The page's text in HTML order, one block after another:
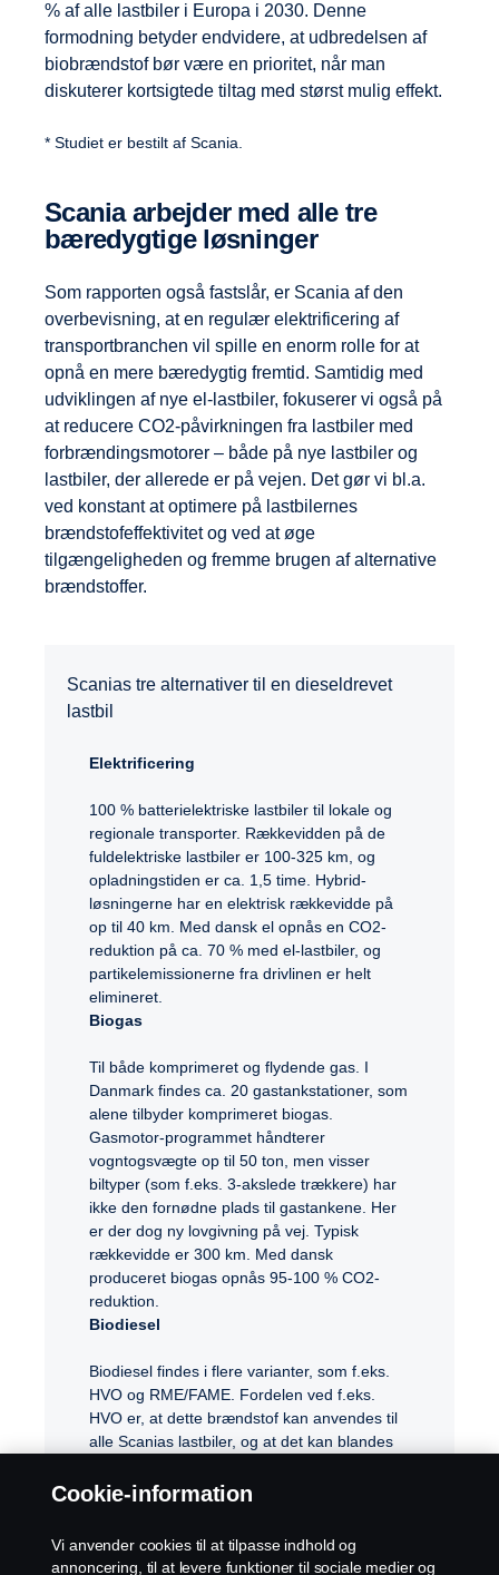
% af alle lastbiler i Europa i 2030. Denne
formodning betyder endvidere, at udbredelsen af
biobrændstof bør være en prioritet, når man
diskuterer kortsigtede tiltag med størst mulig effekt.
* Studiet er bestilt af Scania.
Scania arbejder med alle tre
bæredygtige løsninger
Som rapporten også fastslår, er Scania af den
overbevisning, at en regulær elektrificering af
transportbranchen vil spille en enorm rolle for at
opnå en mere bæredygtig fremtid. Samtidig med
udviklingen af nye el-lastbiler, fokuserer vi også på
at reducere CO2-påvirkningen fra lastbiler med
forbrændingsmotorer – både på nye lastbiler og
lastbiler, der allerede er på vejen. Det gør vi bl.a.
ved konstant at optimere på lastbilernes
brændstofeffektivitet og ved at øge
tilgængeligheden og fremme brugen af alternative
brændstoffer.
Scanias tre alternativer til en dieseldrevet
lastbil
Elektrificering
100 % batterielektriske lastbiler til lokale og
regionale transporter. Rækkevidden på de
fuldelektriske lastbiler er 100-325 km, og
opladningstiden er ca. 1,5 time. Hybrid-
løsningerne har en elektrisk rækkevidde på
op til 40 km. Med dansk el opnås en CO2-
reduktion på ca. 70 % med el-lastbiler, og
partikelemissionerne fra drivlinen er helt
elimineret.
Biogas
Til både komprimeret og flydende gas. I
Danmark findes ca. 20 gastankstationer, som
alene tilbyder komprimeret biogas.
Gasmotor-programmet håndterer
vogntogsvægte op til 50 ton, men visser
biltyper (som f.eks. 3-akslede trækkere) har
ikke den fornødne plads til gastankene. Her
er der dog ny lovgivning på vej. Typisk
rækkevidde er 300 km. Med dansk
produceret biogas opnås 95-100 % CO2-
reduktion.
Biodiesel
Biodiesel findes i flere varianter, som f.eks.
HVO og RME/FAME. Fordelen ved f.eks.
HVO er, at dette brændstof kan anvendes til
alle Scanias lastbiler, og at det kan blandes
dermed køre grønt med de eksisterende
Cookie-information
Vi anvender cookies til at tilpasse indhold og
annoncering, til at levere funktioner til sociale medier og